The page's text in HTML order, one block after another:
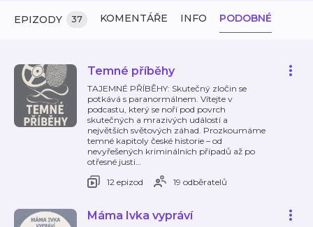
EPIZODY 37 KOMENTÁŘE INFO PODOBNÉ
Temné příběhy
TAJEMNÉ PŘÍBĚHY: Skutečný zločin se
potkává s paranormálnem. Vítejte v
podcastu, který se noří pod povrch
skutečných a mrazivých událostí a
největších světových záhad. Prozkoumáme
temné kapitoly české historie – od
nevyřešených kriminálních případů až po
otřesné justi…
12 epizod
19 odběratelů
Máma Ivka vypráví